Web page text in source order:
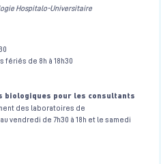
Hospitalo-Universitaire
fériés de 8h à 18h30
biologiques pour les consultants
des laboratoires de
vendredi de 7h30 à 18h et le samedi